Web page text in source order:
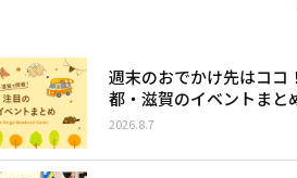
週末のおでかけ先はココ
都・滋賀のイベントまと
2026.8.7